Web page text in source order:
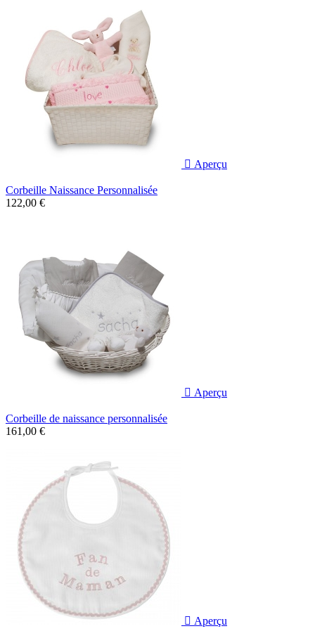
 Aperçu
Corbeille Naissance Personnalisée
122,00 €
 Aperçu
Corbeille de naissance personnalisée
161,00 €
 Aperçu